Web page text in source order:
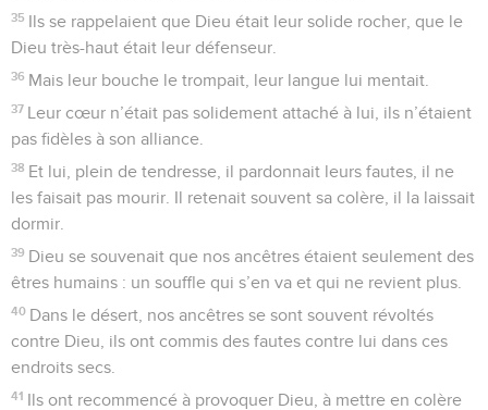
35 Ils se rappelaient que Dieu était leur solide rocher, que le
Dieu très-haut était leur défenseur.
36 Mais leur bouche le trompait, leur langue lui mentait.
37 Leur cœur n’était pas solidement attaché à lui, ils n’étaient
pas fidèles à son alliance.
38 Et lui, plein de tendresse, il pardonnait leurs fautes, il ne
les faisait pas mourir. Il retenait souvent sa colère, il la laissait
dormir.
39 Dieu se souvenait que nos ancêtres étaient seulement des
êtres humains : un souffle qui s’en va et qui ne revient plus.
40 Dans le désert, nos ancêtres se sont souvent révoltés
contre Dieu, ils ont commis des fautes contre lui dans ces
endroits secs.
41 Ils ont recommencé à provoquer Dieu, à mettre en colère